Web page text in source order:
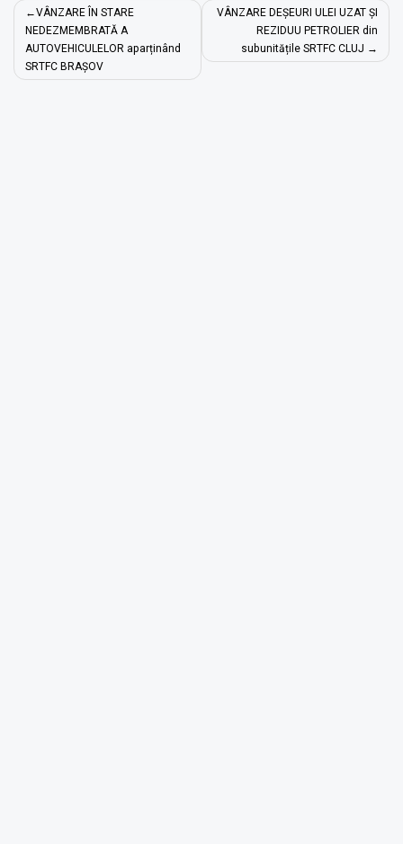
Navigare
în
articole
VÂNZARE ÎN STARE
NEDEZMEMBRATĂ A
AUTOVEHICULELOR aparținând
SRTFC BRAȘOV
VÂNZARE DEȘEURI ULEI UZAT ȘI
REZIDUU PETROLIER din
subunitățile SRTFC CLUJ